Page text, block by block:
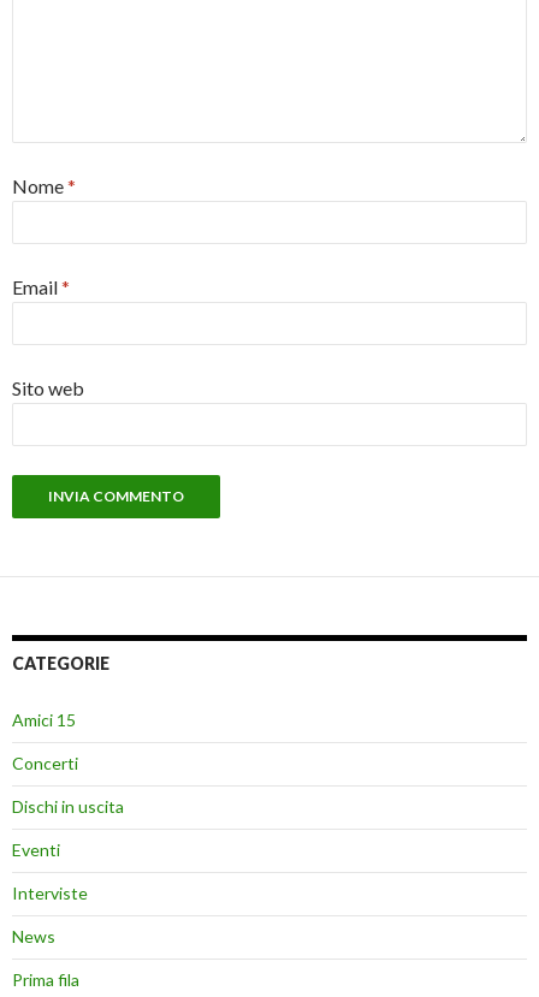
Nome*
Email*
Sito web
CATEGORIE
Amici 15
Concerti
Dischi in uscita
Eventi
Interviste
News
Prima fila